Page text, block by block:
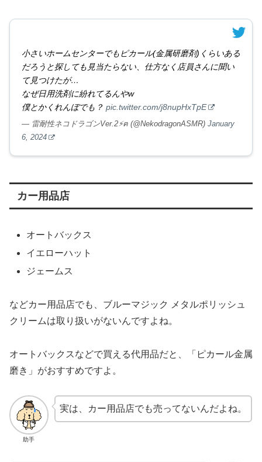
小さいホームセンターでもピカール(金属研磨剤)くらいある
だろうと探しても見当たらない、仕方なく店員さんに聞い
て見つけたが…
なぜ日用洗剤に紛れてるんやw
僕とかくれんぼでも？ pic.twitter.com/j8nupHxTpE
— 雷耐性ネコドラゴンVer.2⚡️ฅ (@NekodragonASMR) January
6, 2024
カー用品店
オートバックス
イエローハット
ジェームス
などカー用品店でも、ブルーマジック メタルポリッシュ
クリームは取り扱いがないんですよね。
オートバックスなどで買える代用品だと、「ピカール金属
磨き」がおすすめですよ。
助手
実は、カー用品店でも売ってないんだよね。